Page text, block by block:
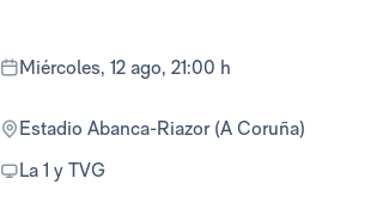
miércoles, 12 ago, 21:00 h
Estadio Abanca-Riazor (A Coruña)
La 1 y TVG